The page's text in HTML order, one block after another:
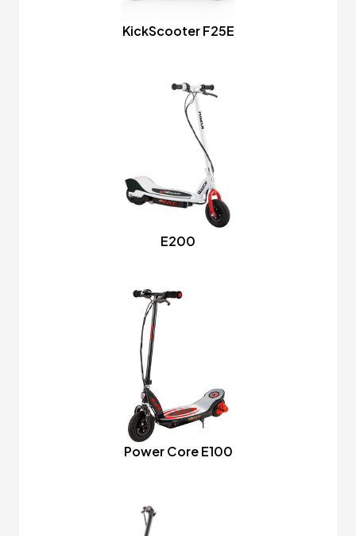
KickScooter F25E
E200
Power Core E100